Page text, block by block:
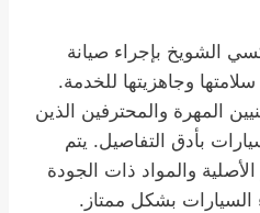
الشويخ بإجراء صيانة
وجاهزيتها للخدمة.
المهرة والمحترفين الذين
بأدق التفاصيل. يتم
الأصلية والمواد ذات الجودة
السيارات بشكل ممتاز.